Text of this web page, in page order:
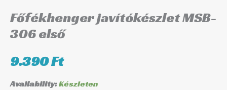
Főfékhenger javítókészlet MSB-
306 első
9.390Ft
Availability:Készleten